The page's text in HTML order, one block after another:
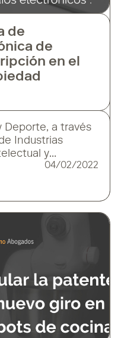
de
de
en el
Deporte, a través
Industrias
y
marcha la
Registro de la
sus obras por
forma, se
04/02/2022